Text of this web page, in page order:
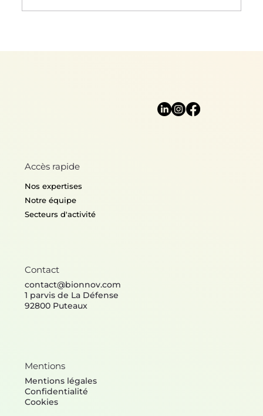
technologies emblématiques
Accès rapide
Nos expertises
Notre équipe
Secteurs d'activité
Contact
contact@bionnov.com
1 parvis de La Défense
92800 Puteaux
Mentions
Mentions légales
Confidentialité
Cookies